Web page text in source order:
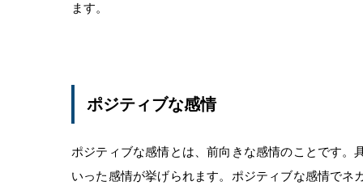
ます。
ポジティブな感情
ポジティブな感情とは、前向きな感情のことです
いった感情が挙げられます。ポジティブな感情で